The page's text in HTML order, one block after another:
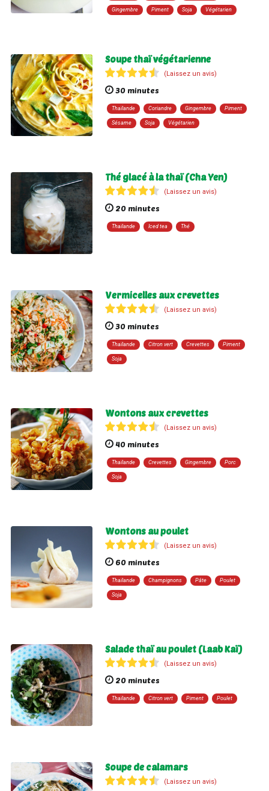
Gingembre Piment Soja Végétarien
Soupe thaï végétarienne
(Laissez un avis)
30 minutes
Thaïlande Coriandre Gingembre Piment
Sésame Soja Végétarien
Thé glacé à la thaï (Cha Yen)
(Laissez un avis)
20 minutes
Thaïlande Iced tea Thé
Vermicelles aux crevettes
(Laissez un avis)
30 minutes
Thaïlande Citron vert Crevettes Piment
Soja
Wontons aux crevettes
(Laissez un avis)
40 minutes
Thaïlande Crevettes Gingembre Porc
Soja
Wontons au poulet
(Laissez un avis)
60 minutes
Thaïlande Champignons Pâte Poulet
Soja
Salade thaï au poulet (Laab Kaï)
(Laissez un avis)
20 minutes
Thaïlande Citron vert Piment Poulet
Soupe de calamars
(Laissez un avis)